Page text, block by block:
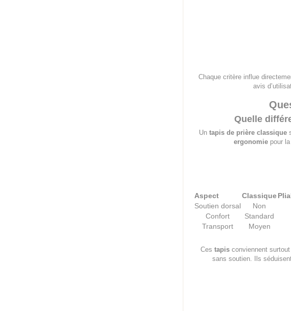
Chaque critère influe
avis
Quelle
Un tapis de prière classique
ergonomiepour la
Aspect Classique
Soutien dorsal
Non
Confort
Standard
Transport
Moyen
Ces tapisconviennent surtout
sans soutien. Ils